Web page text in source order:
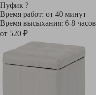
Пуфик ?
Время работ: от 40 минут
Время высыхания: 6-8 часов
от 520 ₽